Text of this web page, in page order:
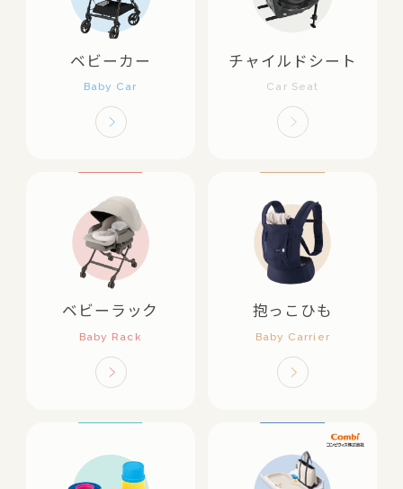
ベビーカー チャイルドシート
ベビーラック 抱っこひも